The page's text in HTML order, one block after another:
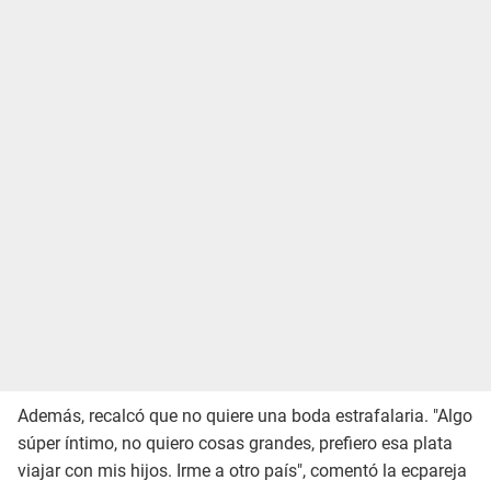
Además, recalcó que no quiere una boda estrafalaria. "Algo
súper íntimo, no quiero cosas grandes, prefiero esa plata
viajar con mis hijos. Irme a otro país", comentó la ecpareja